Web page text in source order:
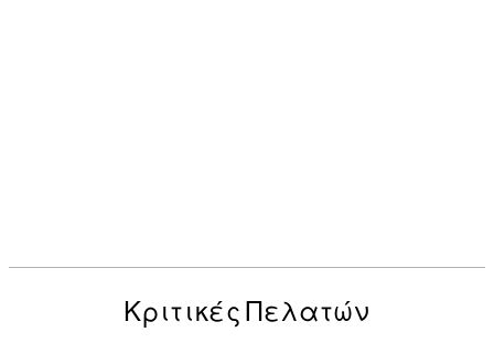
Κριτικές Πελατών